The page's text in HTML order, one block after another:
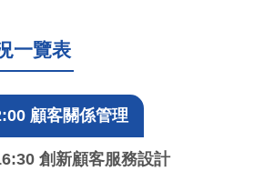
一覽表
顧客關係管理
創新顧客服務設計